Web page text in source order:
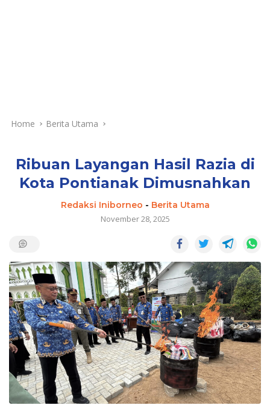
Home Berita Utama
Ribuan Layangan Hasil Razia di
Kota Pontianak Dimusnahkan
Redaksi Iniborneo - Berita Utama
November 28, 2025